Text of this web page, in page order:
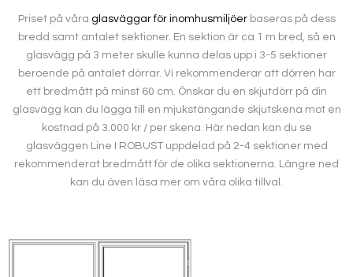
Priset på våra glasväggar för inomhusmiljöerbaseras på dess
bredd samt antalet sektioner. En sektion är ca 1 m bred, så en
glasvägg på 3 meter skulle kunna delas upp i 3-5 sektioner
beroende på antalet dörrar. Vi rekommenderar att dörren har
ett bredmått på minst 60 cm. Önskar du en skjutdörr på din
glasvägg kan du lägga till en mjukstängande skjutskena mot en
kostnad på 3.000 kr / per skena. Här nedan kan du se
glasväggen Line I ROBUST uppdelad på 2-4 sektioner med
rekommenderat bredmått för de olika sektionerna. Längre ned
kan du även läsa mer om våra olika tillval.